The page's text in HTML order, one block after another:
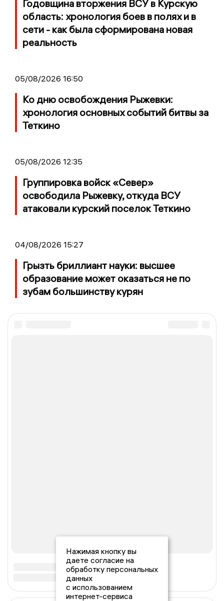
Годовщина вторжения ВСУ в Курскую
область: хронология боев в полях и в
сети - как была сформирована новая
реальность
05/08/2026 16:50
Ко дню освобождения Рыжевки:
хронология основных событий битвы за
Теткино
05/08/2026 12:35
Группировка войск «Север»
освободила Рыжевку, откуда ВСУ
атаковали курский поселок Теткино
04/08/2026 15:27
Грызть бриллиант науки: высшее
образование может оказаться не по
зубам большинству курян
Нажимая кнопку вы
даете согласие на
обработку персональных
данных
с использованием
интернет-сервиса